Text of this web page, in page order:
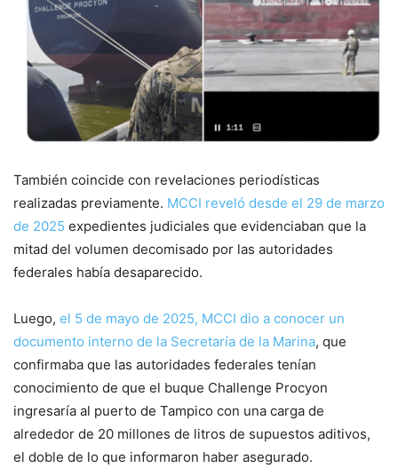
También coincide con revelaciones periodísticas
realizadas previamente. MCCI reveló desde el 29 de marzo
de 2025 expedientes judiciales que evidenciaban que la
mitad del volumen decomisado por las autoridades
federales había desaparecido.
Luego, el 5 de mayo de 2025, MCCI dio a conocer un
documento interno de la Secretaría de la Marina, que
confirmaba que las autoridades federales tenían
conocimiento de que el buque Challenge Procyon
ingresaría al puerto de Tampico con una carga de
alrededor de 20 millones de litros de supuestos aditivos,
el doble de lo que informaron haber asegurado.